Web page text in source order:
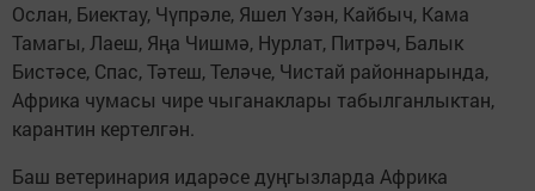
Ослан, Биектау, Чүпрәле, Яшел Үзән, Кайбыч, Кама
Тамагы, Лаеш, Яңа Чишмә, Нурлат, Питрәч, Балык
Бистәсе, Спас, Тәтеш, Теләче, Чистай районнарында,
Африка чумасы чире чыганаклары табылганлыктан,
карантин кертелгән.
Баш ветеринария идарәсе дуңгызларда Африка